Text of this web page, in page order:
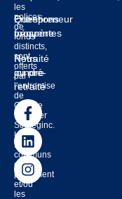
les
polices
de
fonds
distincts,
sont
offerts
par
l'entremise
de
Groupe
financier
Strateginc.
Les
fonds
communs
de
placement
et/ou
les
Entrepreneur
prospère
Retraité
ou pré-
retraité
Questions
fréquentes
Nous
joindre